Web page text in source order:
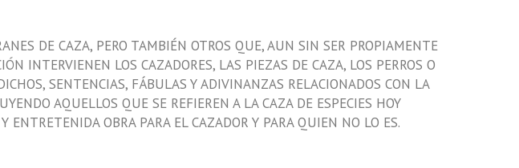
DE CAZA, PERO TAMBIÉN OTROS QUE, AUN SIN SER PROPIAMENTE
INTERVIENEN LOS CAZADORES, LAS PIEZAS DE CAZA, LOS PERROS O
SENTENCIAS, FÁBULAS Y ADIVINANZAS RELACIONADOS CON LA
AQUELLOS QUE SE REFIEREN A LA CAZA DE ESPECIES HOY
ENTRETENIDA OBRA PARA EL CAZADOR Y PARA QUIEN NO LO ES.